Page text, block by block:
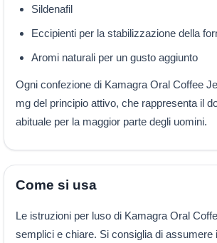
Sildenafil
Eccipienti per la stabilizzazione della
Aromi naturali per un gusto aggiunto
Ogni confezione di Kamagra Oral Coffee
mg del principio attivo, che rappresenta il
abituale per la maggior parte degli uomini.
Come si usa
Le istruzioni per luso di Kamagra Oral
semplici e chiare. Si consiglia di assumere